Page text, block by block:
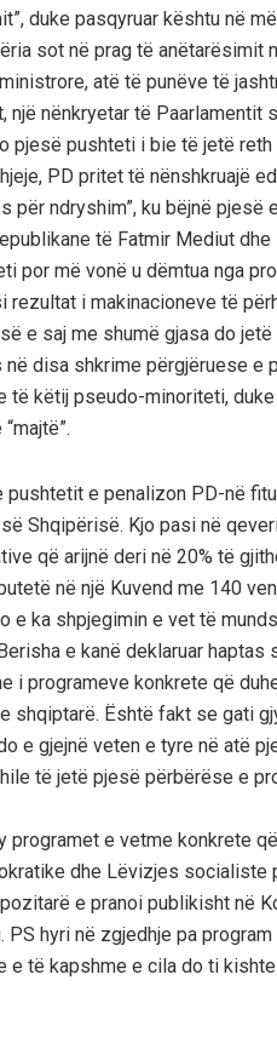
duke pasqyruar kështu në
sot në prag të anëtarësimit
atë të punëve të
nënkryetar të Paarlamentit
pjesë pushteti i bie të jetë
PD pritet të nënshkruajë
për ndryshim”, ku bëjnë pjesë
të Fatmir Mediut
por më vonë u dëmtua nga
i makinacioneve të
e saj me shumë gjasa do jetë
disa shkrime përgjëruese e
këtij pseudo-minoriteti,
e penalizon PD-në
Shqipërisë. Kjo pasi në
që arijnë deri në 20% të
në një Kuvend me 140
e ka shpjegimin e vet të
e kanë deklaruar haptas
i programeve konkrete që
shqiptarë. Është fakt se gati
e gjejnë veten e tyre në atë
të jetë pjesë përbërëse e
e vetme konkrete
dhe Lëvizjes socialiste
e pranoi publikisht në
hyri në zgjedhje pa
e të kapshme e cila do ti